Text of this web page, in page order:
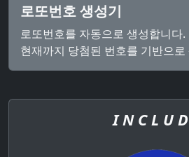
로또번호 생성기
로또번호를 자동으로 생성합니다
현재까지 당첨된 번호를 기반으로
I N C L U